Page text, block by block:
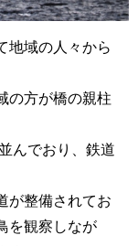
地域の人々から
の方が橋の親柱
んでおり、鉄道
が整備されてお
を観察しなが